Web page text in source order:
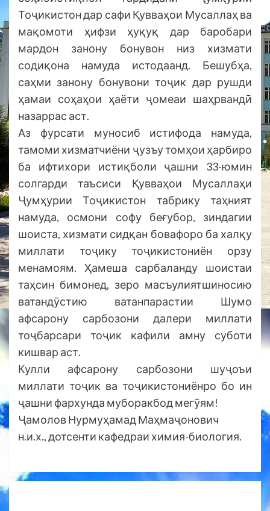
Тоҷикистон дар сафи Қувваҳои Мусаллаҳ ва
мақомоти ҳифзи ҳуқуқ дар баробари
мардон занону бонувон низ хизмати
содиқона намуда истодаанд. Бешубҳа,
саҳми занону бонувони тоҷик дар рушди
ҳамаи соҳаҳои ҳаёти ҷомеаи шаҳрвандӣ
назаррас аст.
Аз фурсати муносиб истифода намуда,
тамоми хизматчиёни ҷузъу томҳои ҳарбиро
ба ифтихори истиқболи ҷашни 33-юмин
солгарди таъсиси Қувваҳои Мусаллаҳи
Ҷумҳурии Тоҷикистон табрику таҳният
намуда, осмони софу беғубор, зиндагии
шоиста, хизмати сидқан бовафоро ба халқу
миллати тоҷику тоҷикистониён орзу
менамоям. Ҳамеша сарбаланду шоистаи
таҳсин бимонед, зеро масъулиятшиносию
ватандӯстию ватанпарастии Шумо
афсарону сарбозони далери миллати
тоҷбарсари тоҷик кафили амну суботи
кишвар аст.
Кулли афсарону сарбозони шуҷоъи
миллати тоҷик ва тоҷикистониёнро бо ин
ҷашни фархунда муборакбод мегӯям!
Ҷамолов Нурмуҳамад Маҳмаҷонович
н.и.х., дотсенти кафедраи химия-биология.